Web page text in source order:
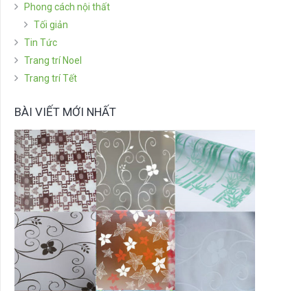
Phong cách nội thất
Tối giản
Tin Tức
Trang trí Noel
Trang trí Tết
BÀI VIẾT MỚI NHẤT